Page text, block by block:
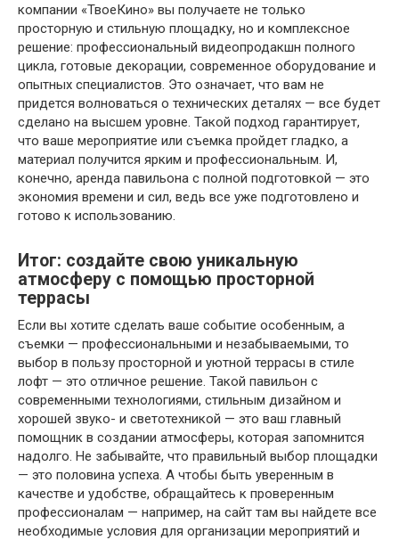
компании «ТвоеКино» вы получаете не только
просторную и стильную площадку, но и комплексное
решение: профессиональный видеопродакшн полного
цикла, готовые декорации, современное оборудование и
опытных специалистов. Это означает, что вам не
придется волноваться о технических деталях — все будет
сделано на высшем уровне. Такой подход гарантирует,
что ваше мероприятие или съемка пройдет гладко, а
материал получится ярким и профессиональным. И,
конечно, аренда павильона с полной подготовкой — это
экономия времени и сил, ведь все уже подготовлено и
готово к использованию.
Итог: создайте свою уникальную
атмосферу с помощью просторной
террасы
Если вы хотите сделать ваше событие особенным, а
съемки — профессиональными и незабываемыми, то
выбор в пользу просторной и уютной террасы в стиле
лофт — это отличное решение. Такой павильон с
современными технологиями, стильным дизайном и
хорошей звуко- и светотехникой — это ваш главный
помощник в создании атмосферы, которая запомнится
надолго. Не забывайте, что правильный выбор площадки
— это половина успеха. А чтобы быть уверенным в
качестве и удобстве, обращайтесь к проверенным
профессионалам — например, на сайт там вы найдете все
необходимые условия для организации мероприятий и